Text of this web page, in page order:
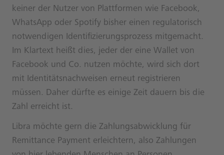
keiner der Nutzer von Plattformen wie Facebook,
WhatsApp oder Spotify bisher einen regulatorisch
notwendigen Identifizierungsprozess mitgemacht.
Im Klartext heißt dies, jeder der eine Wallet von
Facebook und Co. nutzen möchte, wird sich dort
mit Identitätsnachweisen erneut registrieren
müssen. Daher dürfte es einige Zeit dauern bis die
Zahl erreicht ist.
Libra möchte gern die Zahlungsabwicklung für
Remittance Payment erleichtern, also Zahlungen